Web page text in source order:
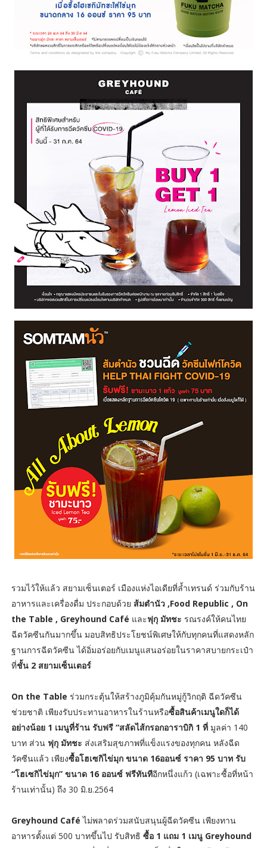
รวมไว้ให้แล้ว สยามเซ็นเตอร์ เมืองแห่งไอเดียที่ล้ำเทรนด์ ร่วมกับร้าน
อาหารและเครื่องดื่ม ประกอบด้วย ส้มตำนัว ,Food Republic , On
the Table , Greyhound Café และฟุกุ มัทชะ รณรงค์ให้คนไทย
ฉีดวัคซีนกันมากขึ้น มอบสิทธิประโยชน์พิเศษให้กับทุกคนที่แสดงหลัก
ฐานการฉีดวัคซีน ได้อิ่มอร่อยกับเมนูแสนอร่อยในราคาสบายกระเป๋า
ที่ชั้น 2 สยามเซ็นเตอร์
On the Table ร่วมกระตุ้นให้สร้างภูมิคุ้มกันหมู่กู้วิกฤติ ฉีดวัคซีน
ช่วยชาติ เพียงรับประทานอาหารในร้านหรือซื้อสินค้าเมนูใดก็ได้
อย่างน้อย 1 เมนูที่ร้าน รับฟรี “สลัดไส้กรอกอาราบิกิ 1 ที่ มูลค่า 140
บาท ส่วน ฟุกุ มัทชะ ส่งเสริมสุขภาพที่แข็งแรงของทุกคน หลังฉีด
วัคซีนแล้ว เพียงซื้อโฮเซกิไข่มุก ขนาด 16ออนซ์ ราคา 95 บาท รับ
“โฮเซกิไข่มุก” ขนาด 16 ออนซ์ ฟรีทันทีอีกหนึ่งแก้ว (เฉพาะซื้อที่หน้า
ร้านเท่านั้น) ถึง 30 มิ.ย.2564
Greyhound Caféไม่พลาดร่วมสนับสนุนผู้ฉีดวัคซีน เพียงทาน
อาหารตั้งแต่ 500 บาทขึ้นไป รับสิทธิ ซื้อ 1 แถม 1 เมนู Greyhound